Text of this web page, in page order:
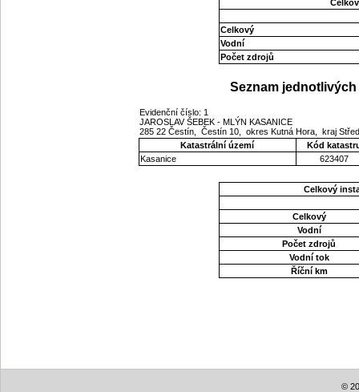
Celkový
Vodní
Počet zdrojů
Seznam
Evidenční číslo: 1
JAROSLAV ŠEBEK - MLÝN KASANICE
285 22 Čestín, Čestín 10, okres Kutná Hora, kraj
Katastrální území
Kód
Kasanice
623407
Celkový
Celkový
Vodní
Počet zdrojů
Vodní tok
Říční km
©